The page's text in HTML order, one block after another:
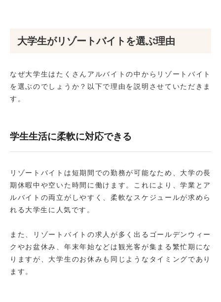
大学生がリゾートバイトを選ぶ理由
なぜ大学生はたくさんアルバイトの中からリゾートバイト
を選ぶのでしょうか？以下で理由を説明させていただきま
す。
学生生活に柔軟に対応できる
リゾートバイトは短期間での勤務が可能なため、大学の長
期休暇中や空いた時間に働けます。これにより、学業とア
ルバイトの両立がしやすく、柔軟なスケジュールが求めら
れる大学生に人気です。
また、リゾートバイトの求人が多く出るゴールデンウィー
クやお盆休み、年末年始などは観光客が集まる繁忙期にな
りますが、大学生のお休みも同じようなタイミングであり
ます。